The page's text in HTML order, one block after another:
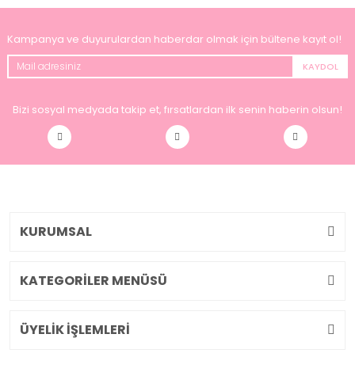
Kampanya ve duyurulardan haberdar olmak için bültene kayıt ol!
KAYDOL
Bizi sosyal medyada takip et, fırsatlardan ilk senin haberin olsun!
KURUMSAL
KATEGORİLER MENÜSÜ
ÜYELİK İŞLEMLERİ